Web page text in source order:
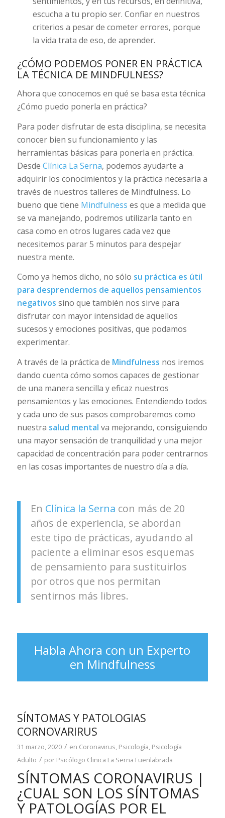
escucha a tu propio ser. Confiar en nuestros
criterios a pesar de cometer errores, porque
la vida trata de eso, de aprender.
¿CÓMO PODEMOS PONER EN PRÁCTICA
LA TÉCNICA DE MINDFULNESS?
Ahora que conocemos en qué se basa esta técnica
¿Cómo puedo ponerla en práctica?
Para poder disfrutar de esta disciplina, se necesita
conocer bien su funcionamiento y las
herramientas básicas para ponerla en práctica.
Desde Clínica La Serna, podemos ayudarte a
adquirir los conocimientos y la práctica necesaria a
través de nuestros talleres de Mindfulness. Lo
bueno que tiene Mindfulness es que a medida que
se va manejando, podremos utilizarla tanto en
casa como en otros lugares cada vez que
necesitemos parar 5 minutos para despejar
nuestra mente.
Como ya hemos dicho, no sólo su práctica es útil
para desprendernos de aquellos pensamientos
negativos sino que también nos sirve para
disfrutar con mayor intensidad de aquellos
sucesos y emociones positivas, que podamos
experimentar.
A través de la práctica de Mindfulness nos iremos
dando cuenta cómo somos capaces de gestionar
de una manera sencilla y eficaz nuestros
pensamientos y las emociones. Entendiendo todos
y cada uno de sus pasos comprobaremos como
nuestra salud mental va mejorando, consiguiendo
una mayor sensación de tranquilidad y una mejor
capacidad de concentración para poder centrarnos
en las cosas importantes de nuestro día a día.
En Clínica la Serna con más de 20
años de experiencia, se abordan
este tipo de prácticas, ayudando al
paciente a eliminar esos esquemas
de pensamiento para sustituirlos
por otros que nos permitan
sentirnos más libres.
Habla Ahora con un Experto
en Mindfulness
SÍNTOMAS Y PATOLOGIAS
CORNOVARIRUS
31 marzo, 2020 / en Coronavirus, Psicología, Psicología
Adulto / por Psicólogo Clinica La Serna Fuenlabrada
SÍNTOMAS CORONAVIRUS |
¿CUAL SON LOS SÍNTOMAS
Y PATOLOGÍAS POR EL